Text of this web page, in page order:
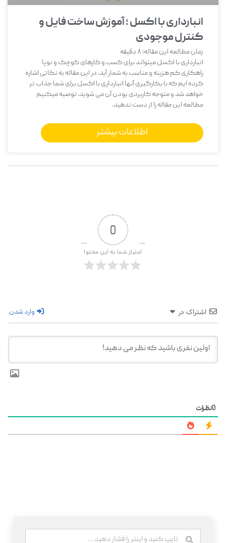
انبارداری با اکسل ؛ آموزش ساخت فایل و
کنترل موجودی
زمان مطالعه این مقاله:8دقیقه
انبارداری با اکسل میتواند برای کسب و کارهای کوچک و نوپا
راهکاری کم هزینه و مناسب به شمار آید. در این مقاله به نکاتی اشاره
کرده ایم که با بکارگیری آنها انبارداری با اکسل برای شما جذاب تر
خواهد شد و متوجه کاربردی یودن آن می شوید. توصیه میکنیم
مطالعه این مقاله را از دست ندهید.
اطلاعات بیشتر
0
امتیاز شما به این محتوا
اشتراک در وارد شدن
0نظرات